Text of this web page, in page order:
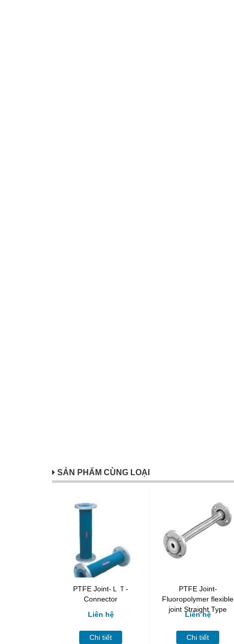
SẢN PHẨM CÙNG LOẠI
PTFE Joint-ＬＴ-
Connector
Liên hệ
Chi tiết
PTFE Joint-
Fluoropolymer flexible
joint Straight Type
Liên hệ
Chi tiết